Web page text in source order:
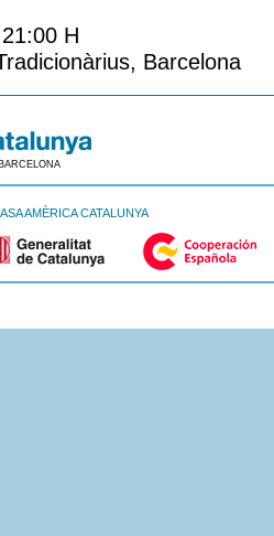
H
Barcelona
AMÈRICA CATALUNYA